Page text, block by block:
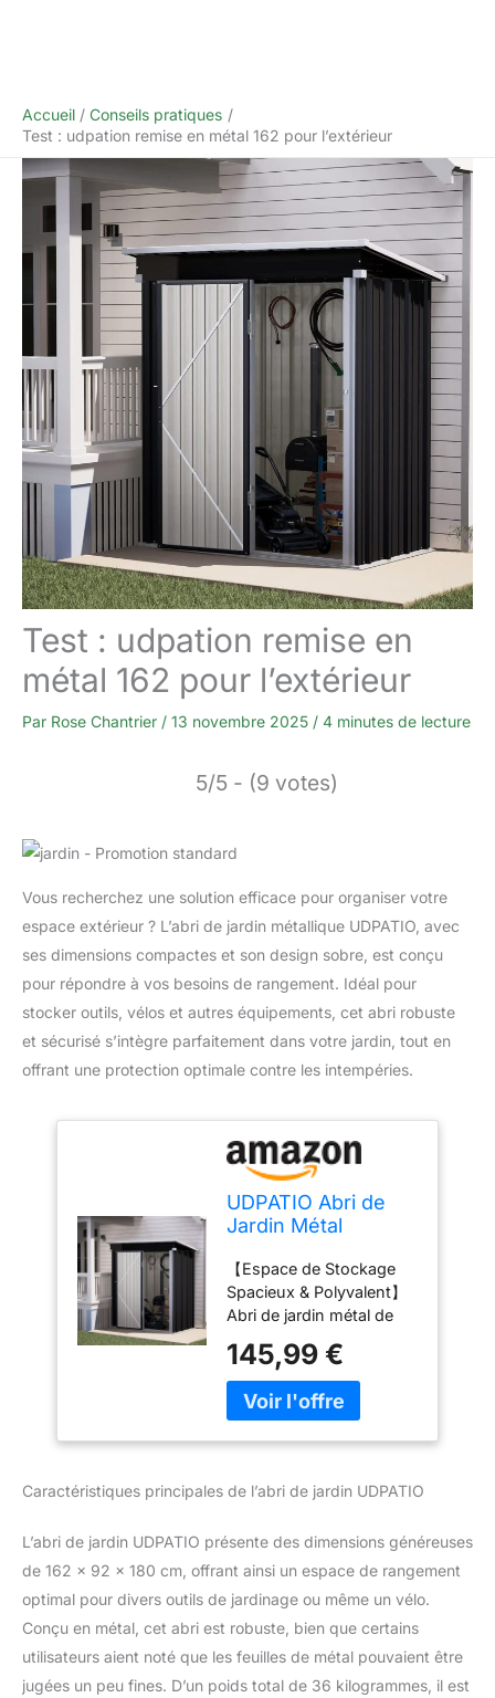
Accueil
Conseils pratiques
Test : udpation remise en métal 162 pour l’extérieur
Test : udpation remise en
métal 162 pour l’extérieur
Par Rose Chantrier / 13 novembre 2025 / 4 minutes de lecture
5/5 - (9 votes)
Vous recherchez une solution efficace pour organiser votre
espace extérieur ? L’abri de jardin métallique UDPATIO, avec
ses dimensions compactes et son design sobre, est conçu
pour répondre à vos besoins de rangement. Idéal pour
stocker outils, vélos et autres équipements, cet abri robuste
et sécurisé s’intègre parfaitement dans votre jardin, tout en
offrant une protection optimale contre les intempéries.
UDPATIO Abri de
Jardin Métal
Cabane de Jardin
Extérieur avec Toit
Incliné et Serrure,
Rangement Outils
de Jardin/Vélo, Gris
foncé
【Espace de Stockage
Spacieux & Polyvalent】
Abri de jardin métal de
cm(L x l x H), idéal pour
ranger outils de jardin,
vélos, ou même servir de
un cabanon jardin
cacher les poubelles ou
stocker du matériel
encombrant.
métallique durable】
Fabriqué en acier
galvanisé épais, ce abri
145,99 €
Caractéristiques principales de l’abri de jardin UDPATIO
L’abri de jardin UDPATIO présente des dimensions généreuses
de 162 x 92 x 180 cm, offrant ainsi un espace de rangement
optimal pour divers outils de jardinage ou même un vélo.
Conçu en métal, cet abri est robuste, bien que certains
utilisateurs aient noté que les feuilles de métal pouvaient être
jugées un peu fines. D’un poids total de 36 kilogrammes, il est